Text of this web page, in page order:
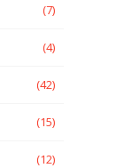
(7)
(4)
(42)
(15)
(12)